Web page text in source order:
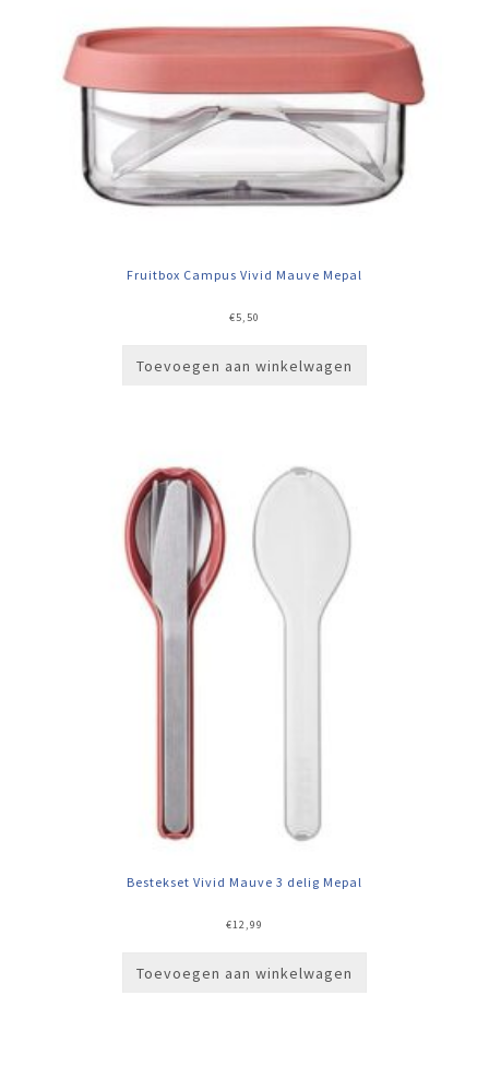
Fruitbox Campus Vivid Mauve Mepal
€5,50
Toevoegen aan winkelwagen
Bestekset Vivid Mauve 3 delig Mepal
€12,99
Toevoegen aan winkelwagen